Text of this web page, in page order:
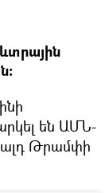
են ԱՄՆ-
Թրամփի